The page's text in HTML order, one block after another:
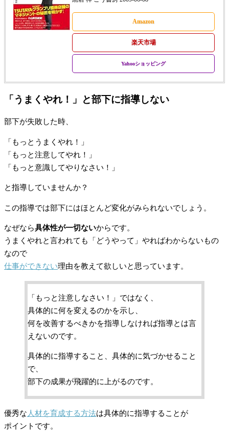
Amazon
楽天市場
Yahooショッピング
「うまくやれ！」と部下に指導しない
部下が失敗した時、
「もっとうまくやれ！」
「もっと注意してやれ！」
「もっと意識してやりなさい！」
と指導していませんか？
この指導では部下にはほとんど変化がみられないでしょう。
なぜなら具体性が一切ないからです。
うまくやれと言われても「どうやって」やればわからないもの
なので
仕事ができない理由を教えて欲しいと思っています。
「もっと注意しなさい！」ではなく、
具体的に何を変えるのかを示し、
何を改善するべきかを指導しなければ指導とは言
えないのです。
具体的に指導すること、具体的に気づかせること
で、
部下の成果が飛躍的に上がるのです。
優秀な 人材を育成する方法は具体的に指導することが
ポイントです。